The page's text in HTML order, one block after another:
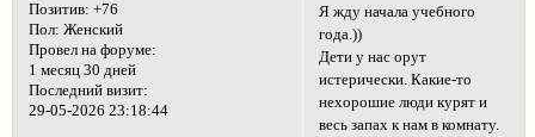
Позитив: +76
Пол: Женский
Провел на форуме:
1 месяц 30 дней
Последний визит:
29-05-2026 23:18:44
Я жду начала учебного
года.))
Дети у нас орут
истерически. Какие-то
нехорошие люди курят и
весь запах к нам в комнату.